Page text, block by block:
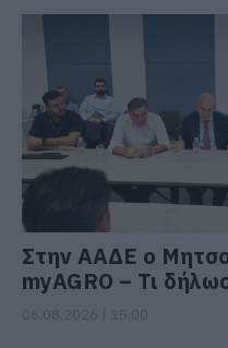
Στην ΑΑΔΕ ο
myAGRO – Τι